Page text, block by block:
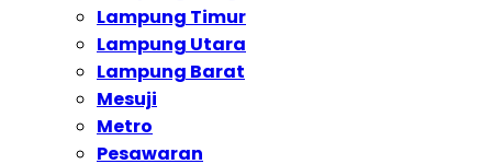
Lampung Timur
Lampung Utara
Lampung Barat
Mesuji
Metro
Pesawaran